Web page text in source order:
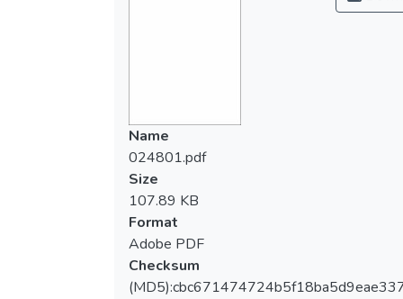
Name
024801.pdf
Size
107.89 KB
Format
Adobe PDF
Checksum